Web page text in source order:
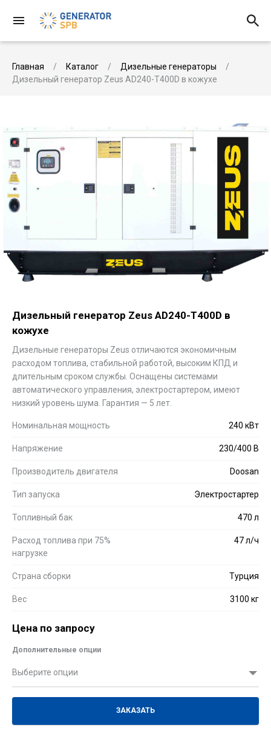
Главная Каталог
Дизельные генераторы
Дизельный генератор Zeus AD240-T400D в кожухе
Дизельный генератор Zeus AD240-T400D в
кожухе
Дизельные генераторы Zeus отличаются экономичным
расходом топлива, стабильной работой, высоким КПД и
длительным сроком службы. Оснащены системами
автоматического управления, электростартером, имеют
низкий уровень шума. Гарантия — 5 лет.
Номинальная мощность 240 кВт
Напряжение 230/400 В
Производитель двигателя Doosan
Тип запуска Электростартер
Топливный бак 470 л
Расход топлива при 75%
нагрузке
47 л/ч
Страна сборки Турция
Вес 3100 кг
Цена по запросу
Дополнительные опции
Выберите опции
ЗАКАЗАТЬ